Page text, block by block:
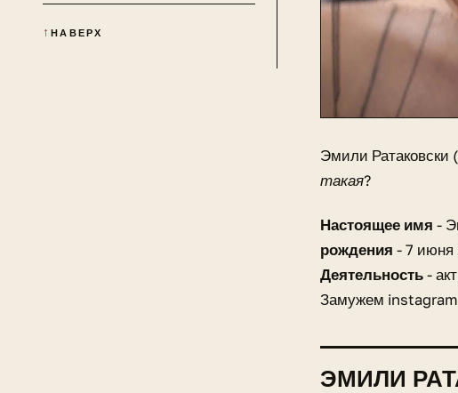
НАВЕРХ
Эмили Ратаковски
такая?
Настоящее имя -
рождения - 7 июня
Деятельность -
Замужем
ЭМИЛИ